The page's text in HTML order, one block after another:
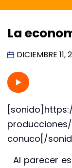
La
DICIEMBRE 11,
conuco[/
Al parecer